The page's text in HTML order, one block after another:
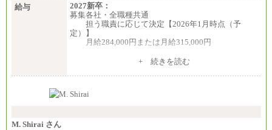
給与
2027新卒：
募集各社・全職種共通
担う職責に応じて決定【2026年1月時点（予
定）】
月給284,000円または月給315,000円
※入社後早期から、自律的な業務遂行が求めら
す。
い職責を担う方については、さらに高い金額を個別
+ 続きを読む
M. Shirai さん